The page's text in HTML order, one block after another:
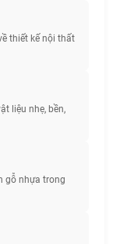
thiết kế nội thất
liệu nhẹ, bền,
gỗ nhựa trong